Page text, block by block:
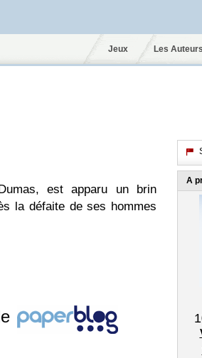
Jeux Les Auteurs
est apparu un brin
la défaite de ses hommes
A